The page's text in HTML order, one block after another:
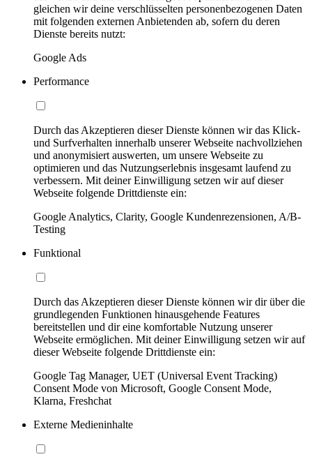
gleichen wir deine verschlüsselten personenbezogenen Daten
mit folgenden externen Anbietenden ab, sofern du deren
Dienste bereits nutzt:
Google Ads
Performance
Durch das Akzeptieren dieser Dienste können wir das Klick-
und Surfverhalten innerhalb unserer Webseite nachvollziehen
und anonymisiert auswerten, um unsere Webseite zu
optimieren und das Nutzungserlebnis insgesamt laufend zu
verbessern. Mit deiner Einwilligung setzen wir auf dieser
Webseite folgende Drittdienste ein:
Google Analytics, Clarity, Google Kundenrezensionen, A/B-
Testing
Funktional
Durch das Akzeptieren dieser Dienste können wir dir über die
grundlegenden Funktionen hinausgehende Features
bereitstellen und dir eine komfortable Nutzung unserer
Webseite ermöglichen. Mit deiner Einwilligung setzen wir auf
dieser Webseite folgende Drittdienste ein:
Google Tag Manager, UET (Universal Event Tracking)
Consent Mode von Microsoft, Google Consent Mode,
Klarna, Freshchat
Externe Medieninhalte